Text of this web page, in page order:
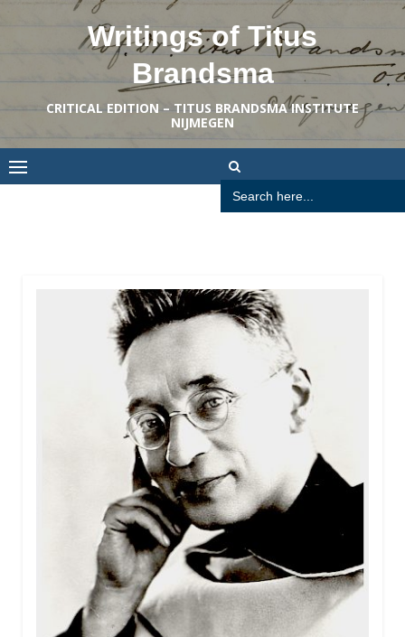
Writings of Titus
Brandsma
CRITICAL EDITION – TITUS BRANDSMA INSTITUTE
NIJMEGEN
Search
for: